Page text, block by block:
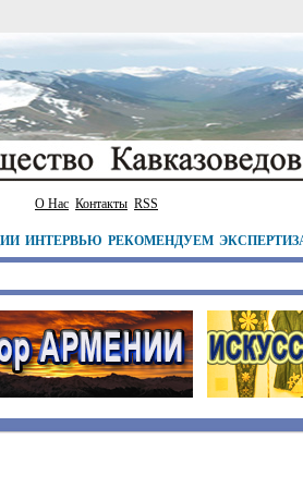
О Нас Контакты RSS
ИНТЕРВЬЮ РЕКОМЕНДУЕМ